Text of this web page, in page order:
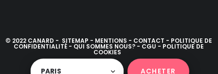
ACHETER
Alternative:
© 2022 CANARD - SITEMAP - MENTIONS - CONTACT - POLITIQUE DE
CONFIDENTIALITÉ - QUI SOMMES NOUS? - CGU - POLITIQUE DE
COOKIES